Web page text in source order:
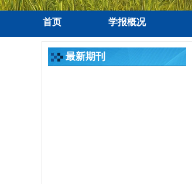
首页 学报概况
最新期刊